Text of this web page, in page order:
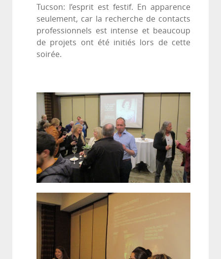
Tucson: l’esprit est festif. En apparence
seulement, car la recherche de contacts
professionnels est intense et beaucoup
de projets ont été initiés lors de cette
soirée.